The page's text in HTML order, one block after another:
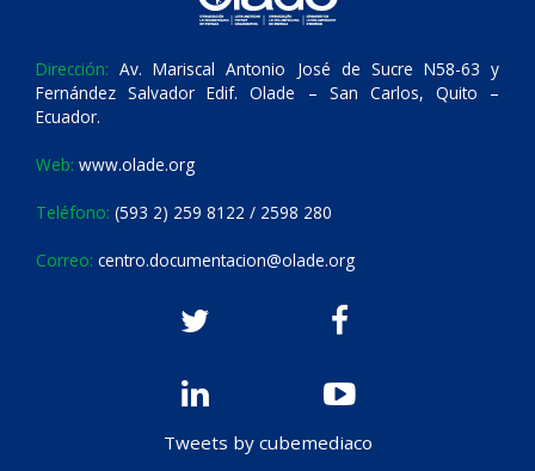
Dirección: Av. Mariscal Antonio José de Sucre N58-63 y
Fernández Salvador Edif. Olade – San Carlos, Quito –
Ecuador.
Web: www.olade.org
Teléfono: (593 2) 259 8122 / 2598 280
Correo: centro.documentacion@olade.org
Tweets by cubemediaco